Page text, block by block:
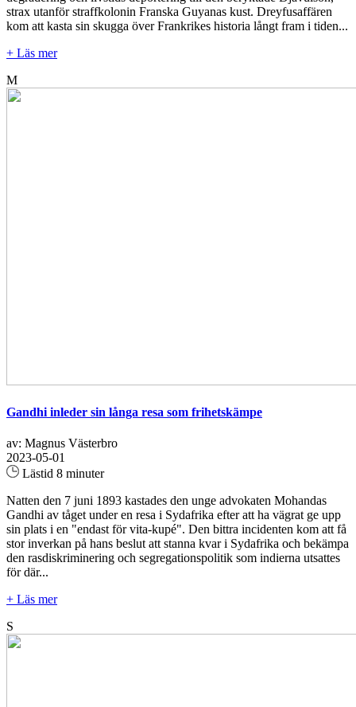
strax utanför straffkolonin Franska Guyanas kust. Dreyfusaffären
kom att kasta sin skugga över Frankrikes historia långt fram i tiden...
+ Läs mer
M
Gandhi inleder sin långa resa som frihetskämpe
av: Magnus Västerbro
2023-05-01
Lästid 8 minuter
Natten den 7 juni 1893 kastades den unge advokaten Mohandas
Gandhi av tåget under en resa i Sydafrika efter att ha vägrat ge upp
sin plats i en "endast för vita-kupé". Den bittra incidenten kom att få
stor inverkan på hans beslut att stanna kvar i Sydafrika och bekämpa
den rasdiskriminering och segregationspolitik som indierna utsattes
för där...
+ Läs mer
S